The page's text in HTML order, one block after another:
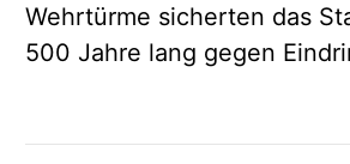
Wehrtürme sicherten das
500 Jahre lang gegen